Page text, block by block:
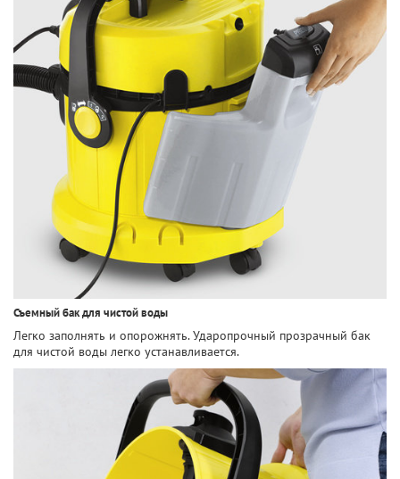
Съемный бак для чистой воды
Легко заполнять и опорожнять. Ударопрочный прозрачный бак
для чистой воды легко устанавливается.